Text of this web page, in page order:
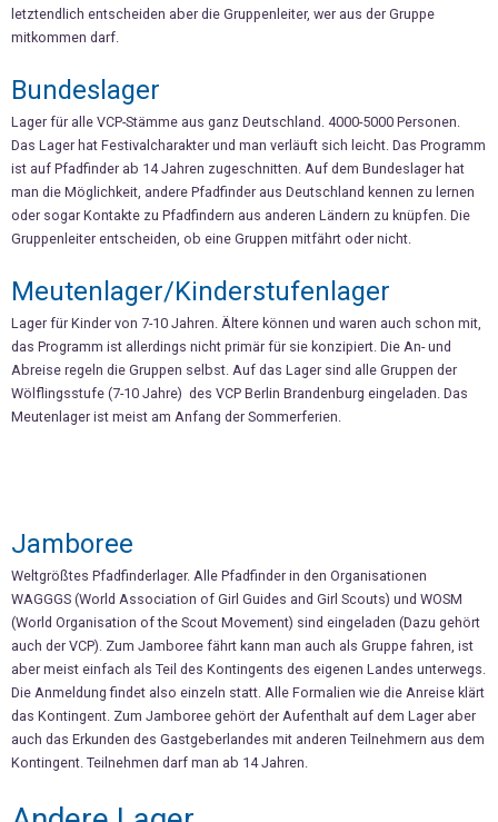
letztendlich entscheiden aber die Gruppenleiter, wer aus der Gruppe
mitkommen darf.
Bundeslager
Lager für alle VCP-Stämme aus ganz Deutschland. 4000-5000 Personen.
Das Lager hat Festivalcharakter und man verläuft sich leicht. Das Programm
ist auf Pfadfinder ab 14 Jahren zugeschnitten. Auf dem Bundeslager hat
man die Möglichkeit, andere Pfadfinder aus Deutschland kennen zu lernen
oder sogar Kontakte zu Pfadfindern aus anderen Ländern zu knüpfen. Die
Gruppenleiter entscheiden, ob eine Gruppen mitfährt oder nicht.
Meutenlager/Kinderstufenlager
Lager für Kinder von 7-10 Jahren. Ältere können und waren auch schon mit,
das Programm ist allerdings nicht primär für sie konzipiert. Die An- und
Abreise regeln die Gruppen selbst. Auf das Lager sind alle Gruppen der
Wölflingsstufe (7-10 Jahre) des VCP Berlin Brandenburg eingeladen. Das
Meutenlager ist meist am Anfang der Sommerferien.
Jamboree
Weltgrößtes Pfadfinderlager. Alle Pfadfinder in den Organisationen
WAGGGS (World Association of Girl Guides and Girl Scouts) und WOSM
(World Organisation of the Scout Movement) sind eingeladen (Dazu gehört
auch der VCP). Zum Jamboree fährt kann man auch als Gruppe fahren, ist
aber meist einfach als Teil des Kontingents des eigenen Landes unterwegs.
Die Anmeldung findet also einzeln statt. Alle Formalien wie die Anreise klärt
das Kontingent. Zum Jamboree gehört der Aufenthalt auf dem Lager aber
auch das Erkunden des Gastgeberlandes mit anderen Teilnehmern aus dem
Kontingent. Teilnehmen darf man ab 14 Jahren.